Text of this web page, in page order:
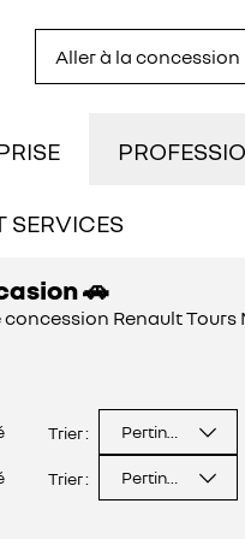
Aller à la concession
SERVICES
🚗
Renault Tours
Trier : Pertinence
Trier : Pertinence